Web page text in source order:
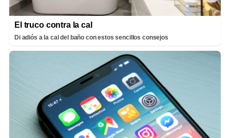
El truco contra la cal
Di adiós a la cal del baño con estos sencillos consejos